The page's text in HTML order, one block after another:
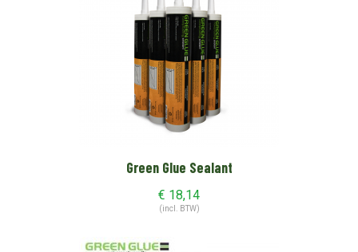
Green Glue Sealant
€ 18,14
(incl. BTW)